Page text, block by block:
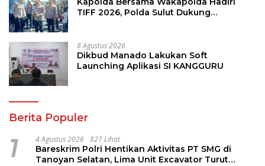
TIFF 2026, Polda Sulut Dukung
8 Agustus 2026
Dikbud Manado Lakukan Soft
Launching Aplikasi SI KANGGURU
Berita Populer
1 4 Agustus 2026 827 Lihat
Bareskrim Polri Hentikan Aktivitas PT SMG di
Tanoyan Selatan, Lima Unit Excavator Turut